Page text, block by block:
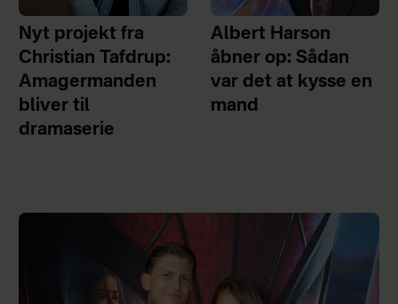
Nyt projekt fra
Christian Tafdrup:
Amagermanden
bliver til
dramaserie
Albert Harson
åbner op: Sådan
var det at kysse en
mand